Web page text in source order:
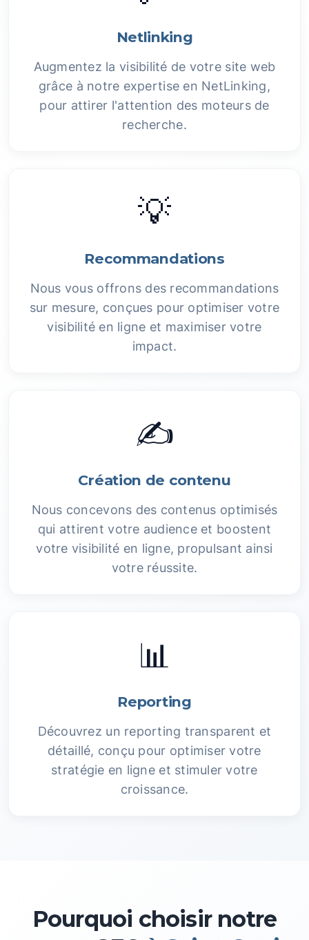
Netlinking
Augmentez la visibilité de votre site web
grâce à notre expertise en NetLinking,
pour attirer l'attention des moteurs de
recherche.
💡
Recommandations
Nous vous offrons des recommandations
sur mesure, conçues pour optimiser votre
visibilité en ligne et maximiser votre
impact.
✍️
Création de contenu
Nous concevons des contenus optimisés
qui attirent votre audience et boostent
votre visibilité en ligne, propulsant ainsi
votre réussite.
📊
Reporting
Découvrez un reporting transparent et
détaillé, conçu pour optimiser votre
stratégie en ligne et stimuler votre
croissance.
Pourquoi choisir notre